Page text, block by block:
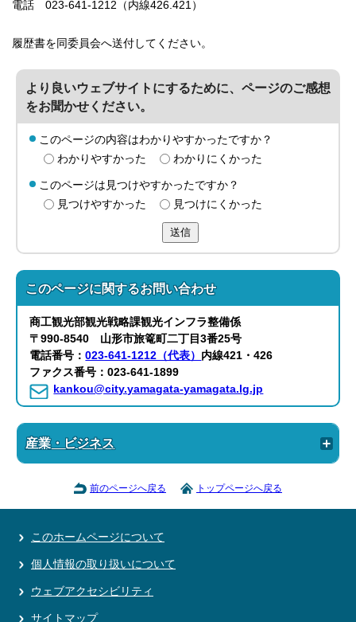
電話 023-641-1212（内線426.421）
履歴書を同委員会へ送付してください。
より良いウェブサイトにするために、ページのご感想
をお聞かせください。
このページの内容はわかりやすかったですか？
わかりやすかった
わかりにくかった
このページは見つけやすかったですか？
見つけやすかった
見つけにくかった
送信
このページに関するお問い合わせ
商工観光部観光戦略課観光インフラ整備係
〒990-8540 山形市旅篭町二丁目3番25号
電話番号：023-641-1212（代表） 内線421・426
ファクス番号：023-641-1899
kankou@city.yamagata-yamagata.lg.jp
産業・ビジネス
前のページへ戻る トップページへ戻る
このホームページについて
個人情報の取り扱いについて
ウェブアクセシビリティ
サイトマップ